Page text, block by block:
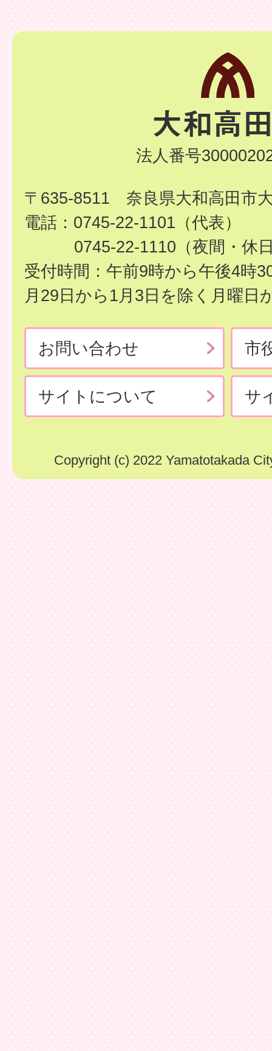
法人番号
〒635-8511 奈良県大和高田市
電話：0745-22-1101（代表）
0745-22-1110（夜間・休
受付時間：午前9時から午後4時
月29日から1月3日を除く月曜日
お問い合わせ 市
サイトについて サ
Copyright (c) 2022 Yamatotakada